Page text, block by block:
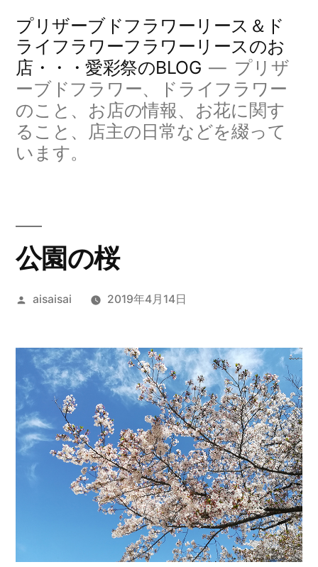
プ
プリザーブドフラワーリース＆ド
ライフラワーフラワーリースのお
店・・・愛彩祭のBLOG
プリザ
ーブドフラワー、ドライフラワー
のこと、お店の情報、お花に関す
ること、店主の日常などを綴って
います。
公園の桜
投
aisaisai 2019年4月14日